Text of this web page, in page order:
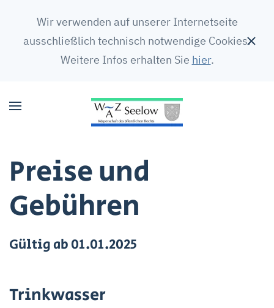
Wir verwenden auf unserer Internetseite
ausschließlich technisch notwendige Cookies.
Weitere Infos erhalten Sie hier.
Preise und
Gebühren
Gültig ab 01.01.2025
Trinkwasser